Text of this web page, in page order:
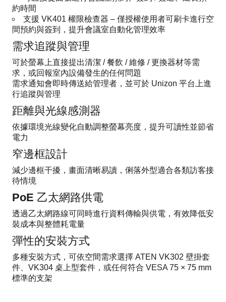
約時間
支援 VK401 權限檢查器 – 僅授權使用者可刷卡進行空
間預約與簽到，提升會議室自動化管理效率
需求追蹤與管理
可於螢幕上直接提出清潔 / 餐飲 / 維修 / 更換器材等需
求，或回報室內設備發生的任何問題
需求通知會即時傳送給管理者，並可於 Unizon 平台上進
行追蹤與管理
距離與光線感測器
依據環境光線變化自動調整螢幕亮度，提升可讀性並節省
電力
窄邊框設計
減少邊框干擾，畫面清晰易讀，俐落外型適合各類訪客接
待情境
PoE 乙太網路供電
透過乙太網路線可同時進行資料傳輸與供電，有效降低安
裝成本與整體耗電量
彈性的安裝方式
多種安裝方式，可依空間需求選擇 ATEN VK302 壁掛套
件、VK304 桌上型套件，或任何符合 VESA 75 × 75 mm
標準的支架